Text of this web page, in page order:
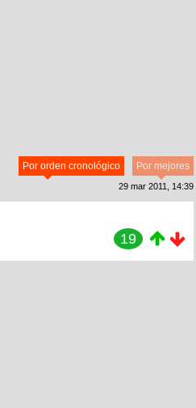
Por mejores
Por orden cronológico
29 mar 2011, 14:39
19